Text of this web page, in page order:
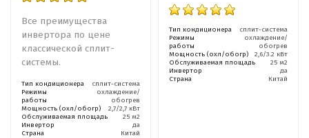
Все преимущества
инвертора по цене
классической сплит-
системы.
Тип кондиционера
сплит-система
Режимы
работы
охлаждение/
обогрев
Мощность (охл/обогр)
2,7/2,7 кВт
Обслуживаемая площадь
25 м2
Инвертор
да
Страна
Китай
Тип кондиционера
сплит-система
Режимы
работы
охлаждение/
обогрев
Мощность (охл/обогр)
2,6/3.2 кВт
Обслуживаемая площадь
25 м2
Инвертор
да
Страна
Китай